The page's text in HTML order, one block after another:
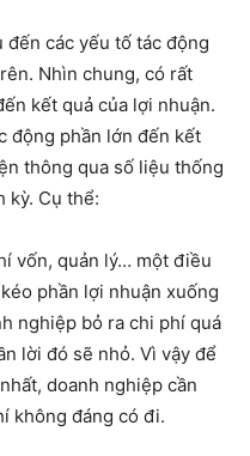
đến các yếu tố tác động
Nhìn chung, có rất
kết quả của lợi nhuận.
động phần lớn đến kết
thông qua số liệu thống
kỳ. Cụ thể:
vốn, quản lý… một điều
phần lợi nhuận xuống
nghiệp bỏ ra chi phí quá
lời đó sẽ nhỏ. Vì vậy để
doanh nghiệp cần
không đáng có đi.